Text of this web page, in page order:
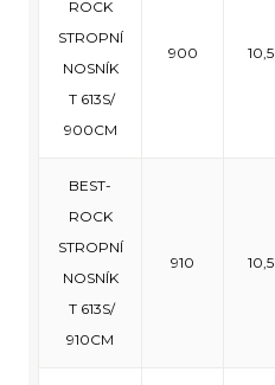
ROCK
STROPNÍ
NOSNÍK
T 613S/
900CM
900 10,5
BEST-
ROCK
STROPNÍ
NOSNÍK
T 613S/
910CM
910 10,5